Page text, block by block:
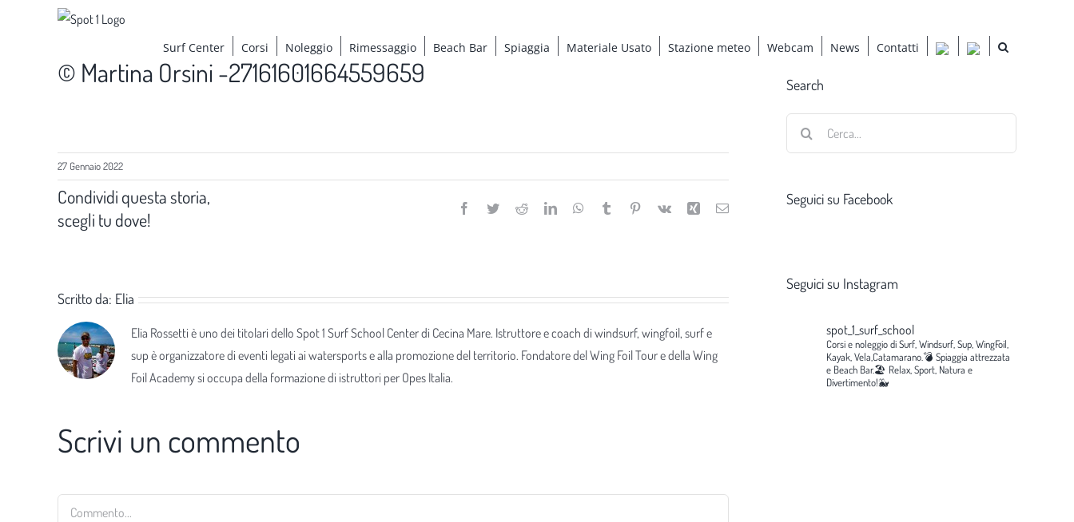
Surf Center Corsi Noleggio Rimessaggio Beach Bar Spiaggia Materiale Usato Stazione meteo Webcam News Contatti
© Martina Orsini -27161601664559659
27 Gennaio 2022
Condividi questa storia,
scegli tu dove!
Facebook
TwitterRedditLinkedInWhatsApp
Tumblr Pinterest
Vk Xing Email
Scritto da: Elia
Elia Rossetti è uno dei titolari dello Spot 1 Surf School Center di Cecina Mare. Istruttore e coach di windsurf, wingfoil, surf e
sup è organizzatore di eventi legati ai watersports e alla promozione del territorio. Fondatore del Wing Foil Tour e della Wing
Foil Academy si occupa della formazione di istruttori per Opes Italia.
Scrivi un commento
Commento
Search
Seguici su Facebook
Seguici su Instagram
spot_1_surf_school
Corsi e noleggio di Surf, Windsurf, Sup, WingFoil,
Kayak, Vela,Catamarano.💣 Spiaggia attrezzata
e Beach Bar.🏖️ Relax, Sport, Natura e
Divertimento!🐳